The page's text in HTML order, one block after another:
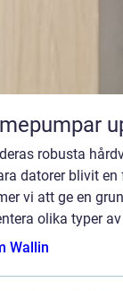
robusta
datorer blivit
vi att ge en
olika typer
Wallin